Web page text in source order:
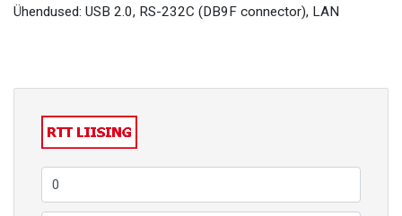
Ühendused: USB 2.0, RS-232C (DB9F connector), LAN